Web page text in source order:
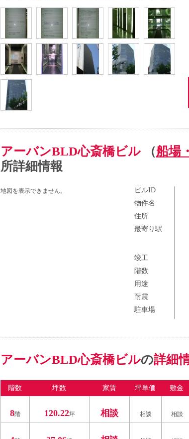
アーバンBLD心斎橋ビル （船場
所詳細情報
地図を表示できません。 ビルID
物件名
住所
最寄り駅
竣工
階数
用途
耐震
駐車場
アーバンBLD心斎橋ビルの詳細
階数 坪数 家賃 坪単価 敷金
8階 120.22坪 相談 相談 相談